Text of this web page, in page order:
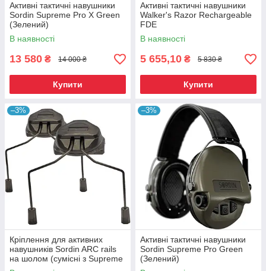
Активні тактичні навушники
Sordin Supreme Pro X Green
(Зелений)
В наявності
13 580 ₴ 14 000 ₴
Купити
Активні тактичні навушники
Walker's Razor Rechargeable
FDE
В наявності
5 655,10 ₴ 5 830 ₴
Купити
–3%
Кріплення для активних
навушників Sordin ARC rails
на шолом (сумісні з Supreme
Pro-X Slim)
–3%
Активні тактичні навушники
Sordin Supreme Pro Green
(Зелений)